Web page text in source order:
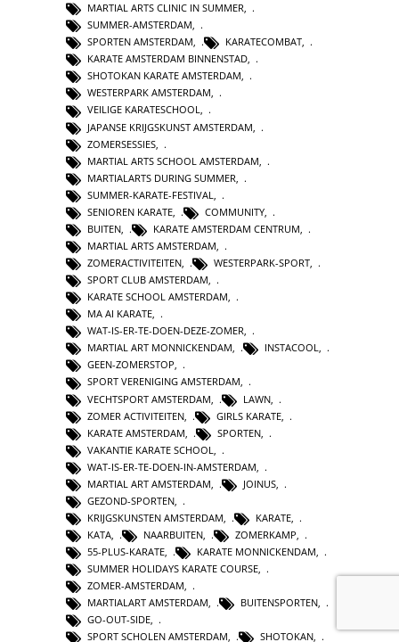
MARTIAL ARTS CLINIC IN SUMMER,
SUMMER-AMSTERDAM,
SPORTEN AMSTERDAM, KARATECOMBAT,
KARATE AMSTERDAM BINNENSTAD,
SHOTOKAN KARATE AMSTERDAM,
WESTERPARK AMSTERDAM,
VEILIGE KARATESCHOOL,
JAPANSE KRIJGSKUNST AMSTERDAM
ZOMERSESSIES
MARTIAL ARTS SCHOOL AMSTERDAM
MARTIALARTS DURING SUMMER
SUMMER-KARATE-FESTIVAL
SENIOREN KARATE
COMMUNITY
BUITEN
KARATE AMSTERDAM CENTRUM
MARTIAL ARTS AMSTERDAM
ZOMERACTIVITEITEN, WESTERPARK-SPORT,
SPORT CLUB AMSTERDAM,
KARATE SCHOOL AMSTERDAM,
MA AI KARATE,
WAT-IS-ER-TE-DOEN-DEZE-ZOMER,
MARTIAL ART MONNICKENDAM, INSTACOOL,
GEEN-ZOMERSTOP,
SPORT VERENIGING AMSTERDAM,
VECHTSPORT AMSTERDAM
LAWN
ZOMER ACTIVITEITEN
GIRLS KARATE
KARATE AMSTERDAM
SPORTEN
VAKANTIE KARATE SCHOOL
WAT-IS-ER-TE-DOEN-IN-AMSTERDAM
MARTIAL ART AMSTERDAM
JOINUS
GEZOND-SPORTEN
KRIJGSKUNSTEN AMSTERDAM
KARATE
KATA, NAARBUITEN, ZOMERKAMP,
55-PLUS-KARATE, KARATE MONNICKENDAM,
SUMMER HOLIDAYS KARATE COURSE,
ZOMER-AMSTERDAM,
MARTIALART AMSTERDAM, BUITENSPORTEN,
GO-OUT-SIDE,
SPORT SCHOLEN AMSTERDAM, SHOTOKAN,